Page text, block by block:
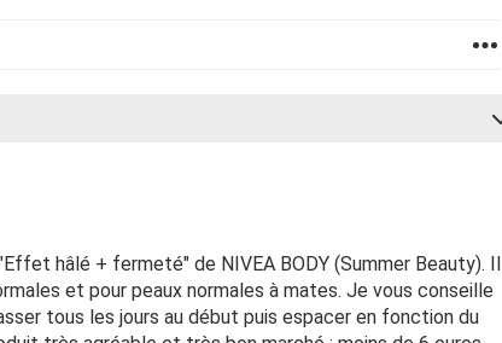
hâlé + fermeté" de NIVEA BODY (Summer Beauty). Il
et pour peaux normales à mates. Je vous conseille
tous les jours au début puis espacer en fonction du